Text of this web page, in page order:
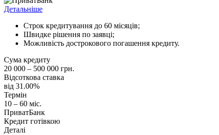
Детальніше
Строк кредитування до 60 місяців;
Швидке рішення по заявці;
Можливість дострокового погашення кредиту.
Сума кредиту
20 000 – 500 000 грн.
Відсоткова ставка
від 31.00%
Термін
10 – 60 міс.
ПриватБанк
Кредит готівкою
Деталі